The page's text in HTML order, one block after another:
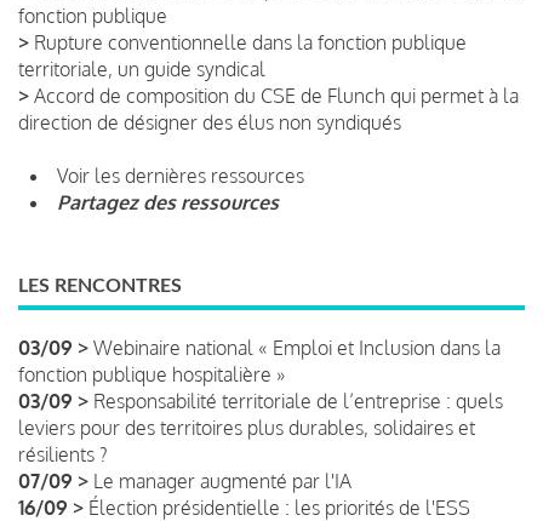
fonction publique
> Rupture conventionnelle dans la fonction publique
territoriale, un guide syndical
> Accord de composition du CSE de Flunch qui permet à la
direction de désigner des élus non syndiqués
Voir les dernières ressources
Partagez des ressources
LES RENCONTRES
03/09 > Webinaire national « Emploi et Inclusion dans la
fonction publique hospitalière »
03/09 > Responsabilité territoriale de l’entreprise : quels
leviers pour des territoires plus durables, solidaires et
résilients ?
07/09 > Le manager augmenté par l'IA
16/09 > Élection présidentielle : les priorités de l'ESS